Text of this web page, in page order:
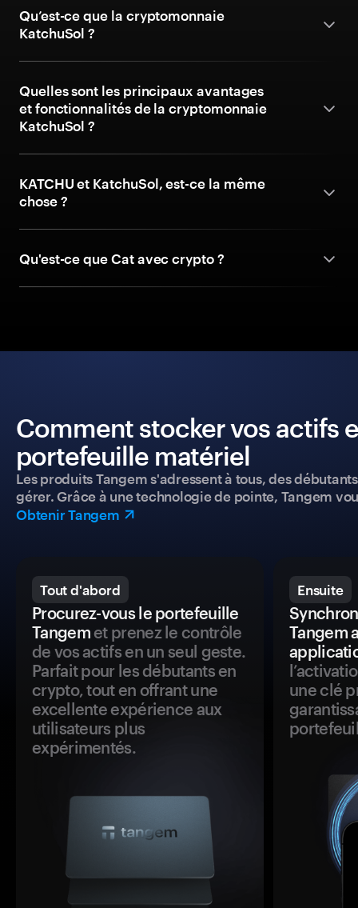
Qu’est-ce que la cryptomonnaie
KatchuSol ?
Quelles sont les principaux avantages
et fonctionnalités de la cryptomonnaie
KatchuSol ?
KATCHU et KatchuSol, est-ce la même
chose ?
Qu'est-ce que Cat avec crypto ?
Comment stocker vos actifs
portefeuille matériel
Les produits Tangem s'adressent à tous, des
gérer. Grâce à une technologie de pointe, Tangem
Obtenir Tangem
Tout d'abord
Procurez-vous le portefeuille
Tangemet prenez le contrôle
de vos actifs en un seul geste.
Parfait pour les débutants en
crypto, tout en offrant une
excellente expérience aux
utilisateurs plus
expérimentés.
Ensuite
Tangem
une clé